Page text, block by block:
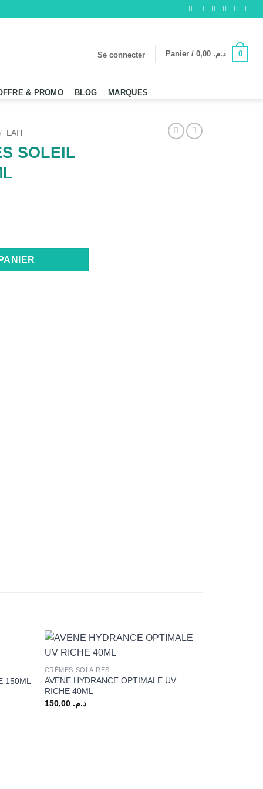
Se connecter Panier / د.م. 0
& PROMO BLOG MARQUES
/ LAIT
SOLEIL
APAISANT 125ML
150ML
+
CRÈMES SOLAIRES
AVENE HYDRANCE OPTIMALE UV
RICHE 40ML
د.م. 150,00